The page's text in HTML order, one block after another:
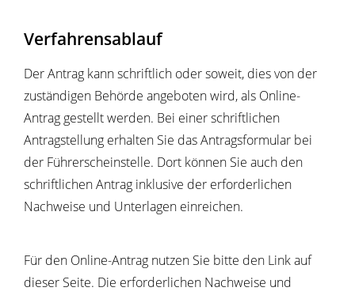
Verfahrensablauf
Der Antrag kann schriftlich oder soweit, dies von der
zuständigen Behörde angeboten wird, als Online-
Antrag gestellt werden. Bei einer schriftlichen
Antragstellung erhalten Sie das Antragsformular bei
der Führerscheinstelle. Dort können Sie auch den
schriftlichen Antrag inklusive der erforderlichen
Nachweise und Unterlagen einreichen.
Für den Online-Antrag nutzen Sie bitte den Link auf
dieser Seite. Die erforderlichen Nachweise und